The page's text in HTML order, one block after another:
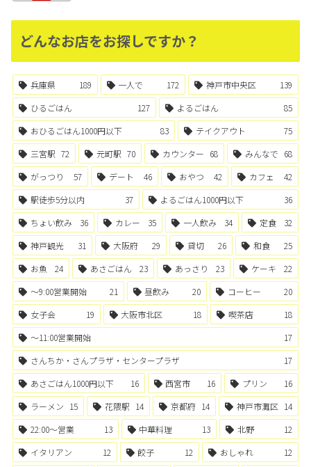
どんなお店をお探しですか？
兵庫県 189 一人で 172 神戸市中央区
139
ひるごはん
127 よるごはん
85
おひるごはん1000円以下
83 テイクアウト
75
三宮駅 72 元町駅 70 カウンター 68 みんなで 68
がっつり
57 デート 46 おやつ 42 カフェ
42
駅徒歩5分以内
37 よるごはん1000円以下
36
ちょい飲み
36 カレー 35 一人飲み 34 定食
32
神戸観光
31 大阪府 29 貸切 26 和食
25
お魚
24 あさごはん 23 あっさり 23 ケーキ
22
〜9:00営業開始
21 昼飲み 20 コーヒー
20
女子会
19 大阪市北区 18 喫茶店
18
〜11:00営業開始
17
さんちか・さんプラザ・センタープラザ
17
あさごはん1000円以下
16 西宮市 16 プリン
16
ラーメン 15 花隈駅 14 京都府 14 神戸市灘区 14
22:00〜営業
13 中華料理 13 北野
12
イタリアン
12 餃子 12 おしゃれ
12